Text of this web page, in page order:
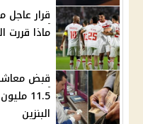
قرار عاجل
ماذا قررت
قبض
11.5
البنزين